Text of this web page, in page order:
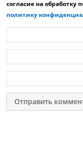
согласие на
политику